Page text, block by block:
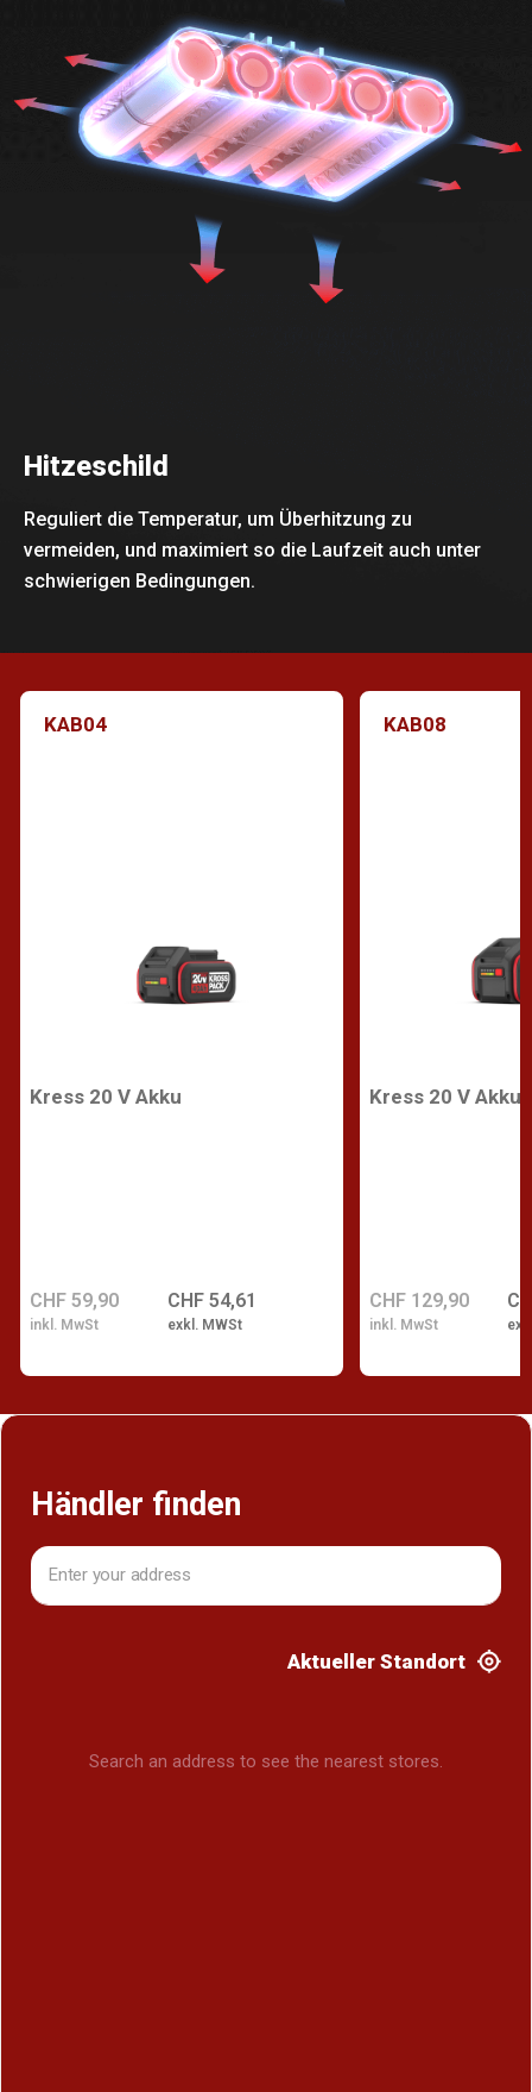
Hitzeschild
Reguliert die Temperatur, um Überhitzung zu
vermeiden, und maximiert so die Laufzeit auch unter
schwierigen Bedingungen.
KAB04
Kress 20 V Akku
CHF 54,61
exkl. MWSt
CHF 59,90
inkl. MwSt
KAB08
Kress 20 V Akku
CHF 129,90
inkl. MwSt
Händler finden
Aktueller Standort
Search an address to see the nearest stores.